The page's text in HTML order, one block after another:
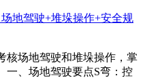
地驾驶+堆垛操作+安全规
核场地驾驶和堆垛操作，掌
一、场地驾驶要点S弯：控